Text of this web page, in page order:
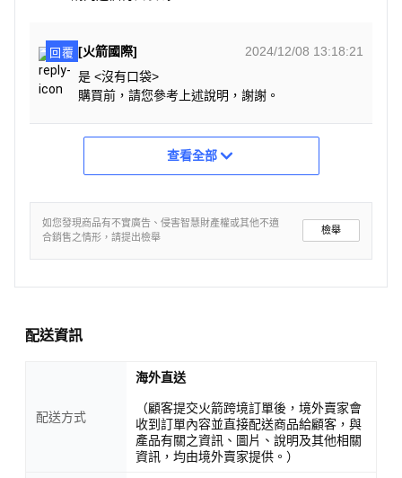
回覆 [火箭國際]
2024/12/08 13:18:21
是 <沒有口袋>
購買前，請您參考上述說明，謝謝。
查看全部
如您發現商品有不實廣告、侵害智慧財產權或其他不適
合銷售之情形，請提出檢舉
檢舉
配送資訊
配送方式
海外直送
（顧客提交火箭跨境訂單後，境外賣家會
收到訂單內容並直接配送商品給顧客，與
產品有關之資訊、圖片、說明及其他相關
資訊，均由境外賣家提供。）